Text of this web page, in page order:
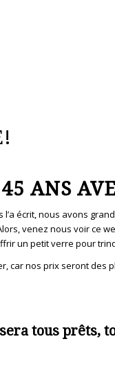
ANS
écrit, nous avons
venez nous voir ce
un petit verre pour
car nos prix seront des
tous prêts,